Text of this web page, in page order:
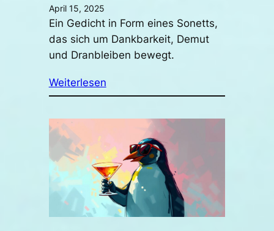
April 15, 2025
Ein Gedicht in Form eines Sonetts,
das sich um Dankbarkeit, Demut
und Dranbleiben bewegt.
Weiterlesen